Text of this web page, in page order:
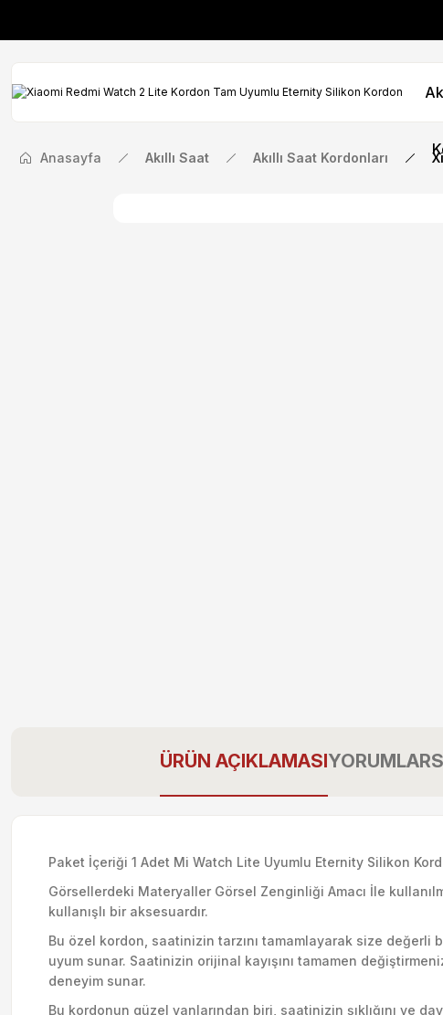
İlk Siparişinize Özel!
İlk Siparişinize Özel!
Anasayfa Akıllı Saat Akıllı Saat Kordonları
ÜRÜN AÇIKLAMASIYORUMLAR
Paket İçeriği 1 Adet Mi Watch Lite Uyumlu Eternity Silikon
Görsellerdeki Materyaller Görsel Zenginliği Amacı İle
kullanışlı bir aksesuardır.
Bu özel kordon, saatinizin tarzını tamamlayarak size değerli
uyum sunar. Saatinizin orijinal kayışını tamamen
deneyim sunar.
Bu kordonun güzel yanlarından biri, saatinizin şıklığını ve